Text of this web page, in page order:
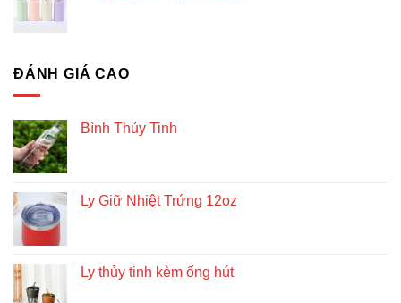
ĐÁNH GIÁ CAO
Bình Thủy Tinh
Ly Giữ Nhiệt Trứng 12oz
Ly thủy tinh kèm ống hút